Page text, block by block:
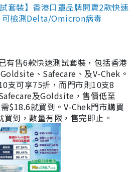
套裝】香港口罩品牌開賣2款快速
可檢測Delta/Omicron病毒
有售6款快速測試套裝，包括香港
、Safecare、及V-Chek。
支可享75折，而門市則10支8
及Goldsite，售價低至
$18.6就買到。V-Chek門市購買
到，數量有限，售完即止。